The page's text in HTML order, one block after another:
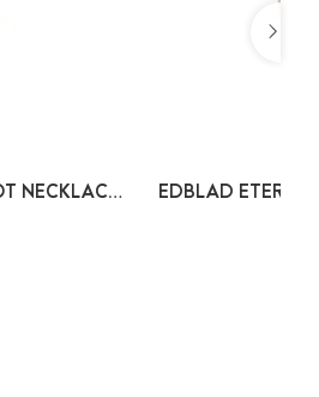
EDBLAD INFINITY KNOT NECKLACE S GOLD